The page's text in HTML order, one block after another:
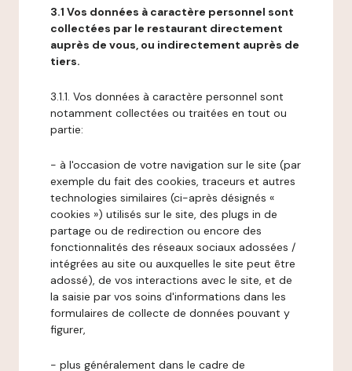
3.1 Vos données à caractère personnel sont
collectées par le restaurant directement
auprès de vous, ou indirectement auprès de
tiers.
3.1.1. Vos données à caractère personnel sont
notamment collectées ou traitées en tout ou
partie:
- à l'occasion de votre navigation sur le site (par
exemple du fait des cookies, traceurs et autres
technologies similaires (ci-après désignés «
cookies ») utilisés sur le site, des plugs in de
partage ou de redirection ou encore des
fonctionnalités des réseaux sociaux adossées /
intégrées au site ou auxquelles le site peut être
adossé), de vos interactions avec le site, et de
la saisie par vos soins d'informations dans les
formulaires de collecte de données pouvant y
figurer,
- plus généralement dans le cadre de